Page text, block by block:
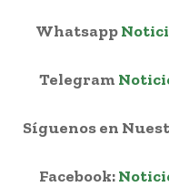
Whatsapp
Telegram
Síguenos en
Facebook: